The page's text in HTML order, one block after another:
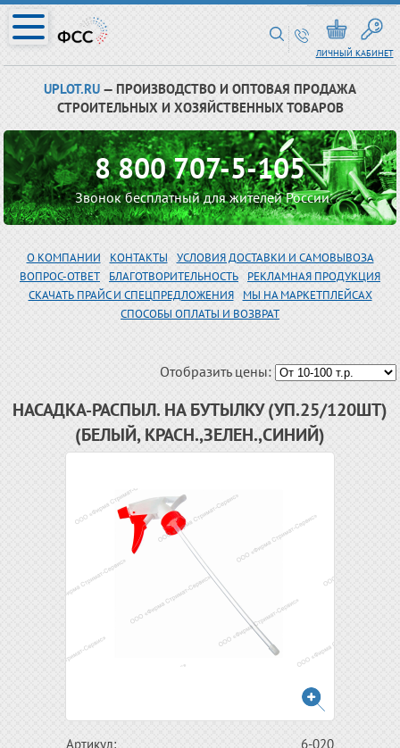
ЛИЧНЫЙ КАБИНЕТ
UPLOT.RU — ПРОИЗВОДСТВО И ОПТОВАЯ ПРОДАЖА
СТРОИТЕЛЬНЫХ И ХОЗЯЙСТВЕННЫХ ТОВАРОВ
8 800 707-5-105
Звонок бесплатный для жителей России
О КОМПАНИИ КОНТАКТЫ
УСЛОВИЯ ДОСТАВКИ И САМОВЫВОЗА
ВОПРОС-ОТВЕТ
БЛАГОТВОРИТЕЛЬНОСТЬ
РЕКЛАМНАЯ ПРОДУКЦИЯ
СКАЧАТЬ ПРАЙС И СПЕЦПРЕДЛОЖЕНИЯ
МЫ НА МАРКЕТПЛЕЙСАХ
СПОСОБЫ ОПЛАТЫ И ВОЗВРАТ
Отобразить цены:
НАСАДКА-РАСПЫЛ. НА БУТЫЛКУ (УП.25/120ШТ)
(БЕЛЫЙ, КРАСН.,ЗЕЛЕН.,СИНИЙ)
Артикул:
6-020